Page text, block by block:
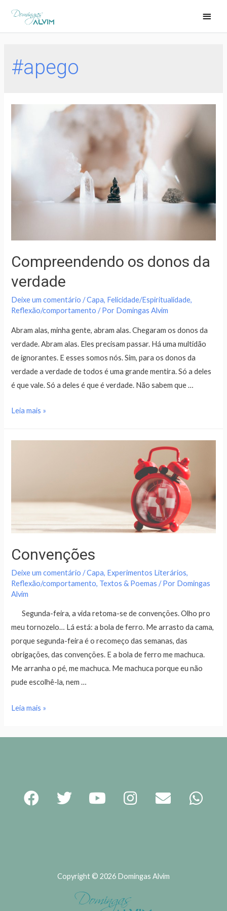
#apego
Compreendendo os donos da
verdade
Deixe um comentário /Capa, Felicidade/Espiritualidade,
Reflexão/comportamento / Por Domingas Alvim
Abram alas, minha gente, abram alas. Chegaram os donos da
verdade. Abram alas. Eles precisam passar. Há uma multidão
de ignorantes. E esses somos nós. Sim, para os donos da
verdade a verdade de todos é uma grande mentira. Só a deles
é que vale. Só a deles é que é verdade. Não sabem que …
Leia mais »
Convenções
Deixe um comentário /Capa, Experimentos Literários,
Reflexão/comportamento, Textos & Poemas / Por Domingas
Alvim
Segunda-feira, a vida retoma-se de convenções. Olho pro
meu tornozelo… Lá está: a bola de ferro. Me arrasto da cama,
porque segunda-feira é o recomeço das semanas, das
obrigações, das convenções. E a bola de ferro me machuca.
Me arranha o pé, me machuca. Me machuca porque eu não
pude escolhê-la, nem …
Leia mais »
Copyright © 2026 Domingas Alvim